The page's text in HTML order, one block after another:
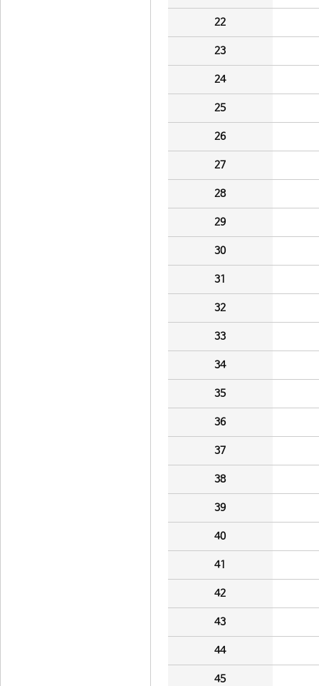
22
23
24
25
26
27
28
29
30
31
32
33
34
35
36
37
38
39
40
41
42
43
44
45